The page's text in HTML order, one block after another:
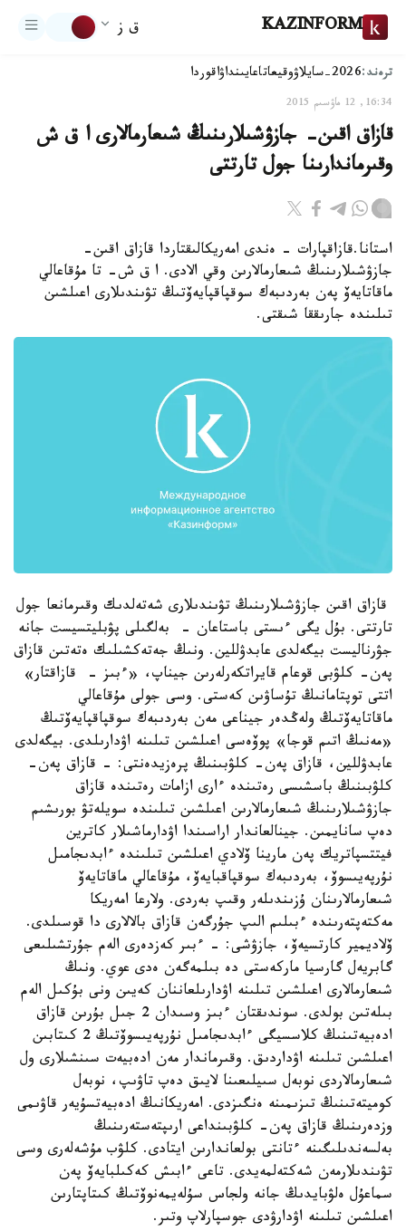
KAZINFORM ق ز
ترەند:2026-سايلاۋ وقيعاتاعايىنداۋاقوردا
16:34, 12 ماۋسىم 2015
قازاق اقىن- جازۋشىلارىنىڭ شىعارمالارى ا ق ش
وقىرماندارىنا جول تارتتى
استانا.قازاقپارات - ەندى امەريكالىقتاردا قازاق اقىن-
جازۋشىلارىنىڭ شىعارمالارىن وقي الادى. ا ق ش- تا مۇقاعالي
ماقاتايەۆ پەن بەردىبەك سوقپاقپايەۆتىڭ تۋىندىلارى اعىلشىن
تىلىندە جارىققا شىقتى.
قازاق اقىن جازۋشىلارىنىڭ تۋىندىلارى شەتەلدىك وقىرمانعا جول
تارتتى. بۇل يگى ءىستى باستاعان - بەلگىلى پۋبليتسيست جانە
جۋرناليست بيگەلدى عابدۋللين. ونىڭ جەتەكشىلىك ەتەتىن قازاق
پەن- كلۋبى قوعام قايراتكەرلەرىن جيناپ، «ءبىز - قازاقتار»
اتتى توپتامانىڭ تۇساۋىن كەستى. وسى جولى مۇقاعالي
ماقاتايەۆتىڭ ولەڭدەر جيناعى مەن بەردىبەك سوقپاقپايەۆتىڭ
«مەنىڭ اتىم قوجا» پوۆەسى اعىلشىن تىلىنە اۋدارىلدى. بيگەلدى
عابدۋللين، قازاق پەن- كلۋبىنىڭ پرەزيدەنتى: - قازاق پەن-
كلۋبىنىڭ باسشىسى رەتىندە ءارى ازامات رەتىندە قازاق
جازۋشىلارىنىڭ شىعارمالارىن اعىلشىن تىلىندە سويلەتۋ بورىشىم
دەپ سانايمىن. جينالعاندار اراسىندا اۋدارماشىلار كاترين
فيتتسپاتريك پەن مارينا ۆلادي اعىلشىن تىلىندە ءابدىجامىل
نۇرپەيىسوۆ، بەردىبەك سوقپاقبايەۆ، مۇقاعالي ماقاتايەۆ
شىعارمالارىنان ۇزىندىلەر وقىپ بەردى. ولارعا امەريكا
مەكتەپتەرىندە ءبىلىم الىپ جۇرگەن قازاق بالالارى دا قوسىلدى.
ۆلاديمير كارتسيەۆ، جازۋشى: - ءبىر كەزدەرى الەم جۇرتشىلىعى
گابريەل گارسيا ماركەستى دە بىلمەگەن ەدى عوي. ونىڭ
شىعارمالارى اعىلشىن تىلىنە اۋدارىلعاننان كەيىن ونى بۇكىل الەم
بىلەتىن بولدى. سوندىقتان ءبىز وسىدان 2 جىل بۇرىن قازاق
ادەبيەتىنىڭ كلاسسيگى ءابدىجامىل نۇرپەيىسوۆتىڭ 2 كىتابىن
اعىلشىن تىلىنە اۋداردىق. وقىرماندار مەن ادەبيەت سىنشىلارى ول
شىعارمالاردى نوبەل سىيلىعىنا لايىق دەپ تاۋىپ، نوبەل
كوميتەتىنىڭ تىزىمىنە ەنگىزدى. امەريكانىڭ ادەبيەتسۇيەر قاۋىمى
وزدەرىنىڭ قازاق پەن- كلۋبىنداعى ارىپتەستەرىنىڭ
بەلسەندىلىگىنە ءتانتى بولعاندارىن ايتادى. كلۋب مۇشەلەرى وسى
تۋىندىلارمەن شەكتەلمەيدى. تاعى ءابىش كەكىلبايەۆ پەن
سماعۇل ەلۋبايدىڭ جانە ولجاس سۇلەيمەنوۆتىڭ كىتاپتارىن
اعىلشىن تىلىنە اۋدارۋدى جوسپارلاپ وتىر.